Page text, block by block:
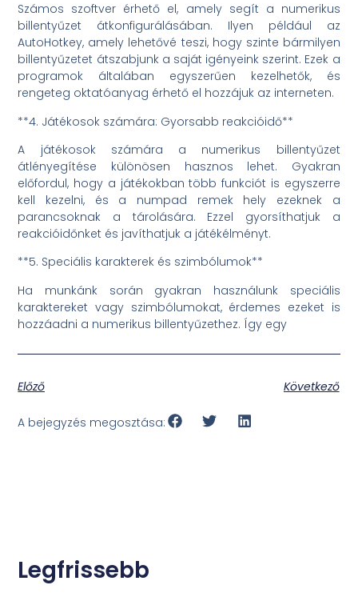
Számos szoftver érhető el, amely segít a numerikus
billentyűzet átkonfigurálásában. Ilyen például az
AutoHotkey, amely lehetővé teszi, hogy szinte bármilyen
billentyűzetet átszabjunk a saját igényeink szerint. Ezek a
programok általában egyszerűen kezelhetők, és
rengeteg oktatóanyag érhető el hozzájuk az interneten.
**4. Játékosok számára: Gyorsabb reakcióidő**
A játékosok számára a numerikus billentyűzet
átlényegítése különösen hasznos lehet. Gyakran
előfordul, hogy a játékokban több funkciót is egyszerre
kell kezelni, és a numpad remek hely ezeknek a
parancsoknak a tárolására. Ezzel gyorsíthatjuk a
reakcióidőnket és javíthatjuk a játékélményt.
**5. Speciális karakterek és szimbólumok**
Ha munkánk során gyakran használunk speciális
karaktereket vagy szimbólumokat, érdemes ezeket is
hozzáadni a numerikus billentyűzethez. Így egy
Előző Következő
A bejegyzés megosztása:
Legfrissebb